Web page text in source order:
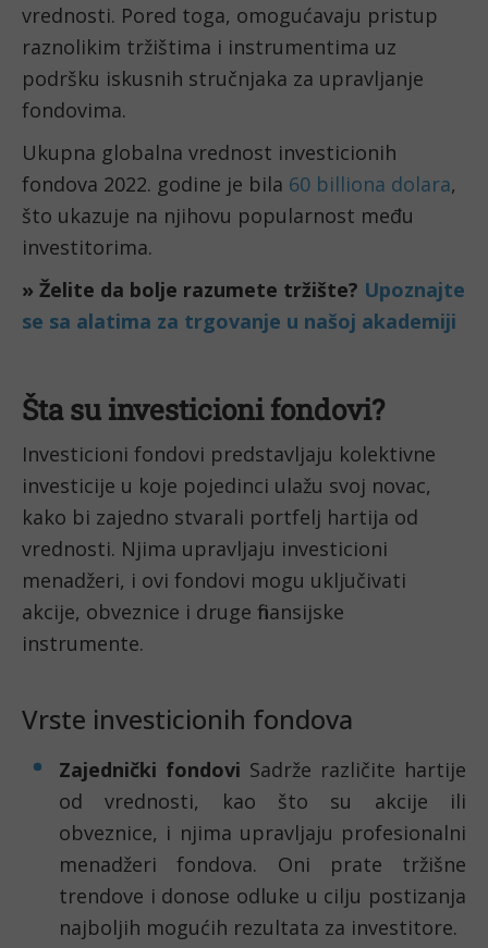
vrednosti. Pored toga, omogućavaju pristup
raznolikim tržištima i instrumentima uz
podršku iskusnih stručnjaka za upravljanje
fondovima.
Ukupna globalna vrednost investicionih
fondova 2022. godine je bila 60 billiona dolara,
što ukazuje na njihovu popularnost među
investitorima.
» Želite da bolje razumete tržište? Upoznajte
se sa alatima za trgovanje u našoj akademiji
Šta su investicioni fondovi?
Investicioni fondovi predstavljaju kolektivne
investicije u koje pojedinci ulažu svoj novac,
kako bi zajedno stvarali portfelj hartija od
vrednosti. Njima upravljaju investicioni
menadžeri, i ovi fondovi mogu uključivati
akcije, obveznice i druge finansijske
instrumente.
Vrste investicionih fondova
Zajednički fondovi Sadrže različite hartije
od vrednosti, kao što su akcije ili
obveznice, i njima upravljaju profesionalni
menadžeri fondova. Oni prate tržišne
trendove i donose odluke u cilju postizanja
najboljih mogućih rezultata za investitore.